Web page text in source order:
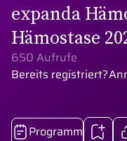
expanda
Hämostase
650 Aufrufe
Bereits registriert?
Programm